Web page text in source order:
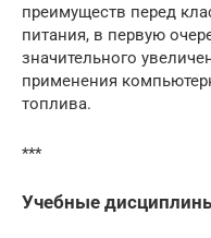
преимуществ перед
питания, в первую
значительного
применения
топлива.
***
Учебные